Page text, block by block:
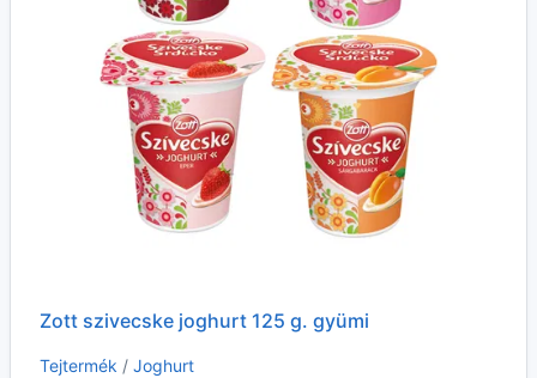
Zott szivecske joghurt 125 g. gyümi
Tejtermék / Joghurt